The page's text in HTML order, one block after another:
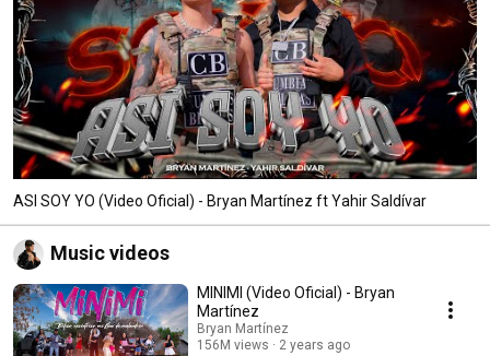
ASI SOY YO (Video Oficial) - Bryan Martínez ft Yahir Saldívar
Music videos
MINIMI (Video Oficial) - Bryan
Martínez
Bryan Martínez
156M views
2 years ago